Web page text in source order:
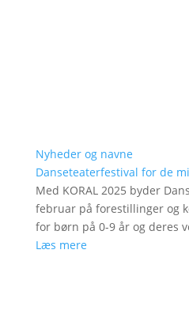
Nyheder og navne
Danseteaterfestival for de
Med KORAL 2025 byder
februar på forestillinger og
for børn på 0-9 år og deres
Læs mere